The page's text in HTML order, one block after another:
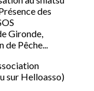
des
Gironde,
de Pêche...
sur Helloasso)